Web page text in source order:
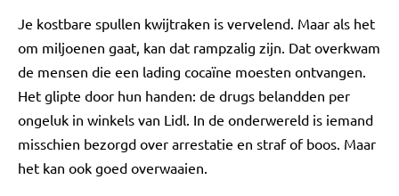
Je kostbare spullen kwijtraken is vervelend. Maar als het
om miljoenen gaat, kan dat rampzalig zijn. Dat overkwam
de mensen die een lading cocaïne moesten ontvangen.
Het glipte door hun handen: de drugs belandden per
ongeluk in winkels van Lidl. In de onderwereld is iemand
misschien bezorgd over arrestatie en straf of boos. Maar
het kan ook goed overwaaien.